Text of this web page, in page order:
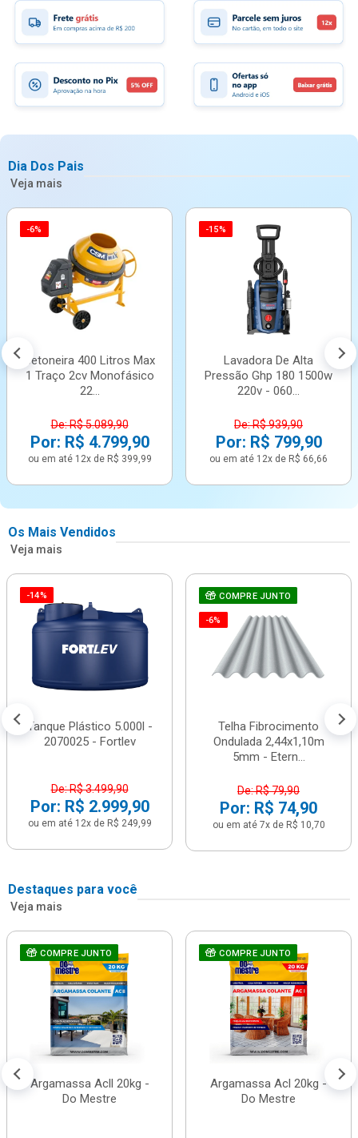
Dia Dos Pais
Veja mais
-6%
Betoneira 400 Litros Max
1 Traço 2cv Monofásico
22...
De: R$ 5.089,90
Por: R$ 4.799,90
ou em até 12x de R$ 399,99
-15%
Lavadora De Alta
Pressão Ghp 180 1500w
220v - 060...
De: R$ 939,90
Por: R$ 799,90
ou em até 12x de R$ 66,66
Os Mais Vendidos
Veja mais
-14%
Tanque Plástico 5.000l -
2070025 - Fortlev
De: R$ 3.499,90
Por: R$ 2.999,90
ou em até 12x de R$ 249,99
COMPRE JUNTO
-6%
Telha Fibrocimento
Ondulada 2,44x1,10m
5mm - Etern...
De: R$ 79,90
Por: R$ 74,90
ou em até 7x de R$ 10,70
Destaques para você
Veja mais
COMPRE JUNTO
Argamassa Acll 20kg -
Do Mestre
COMPRE JUNTO
Argamassa Acl 20kg -
Do Mestre